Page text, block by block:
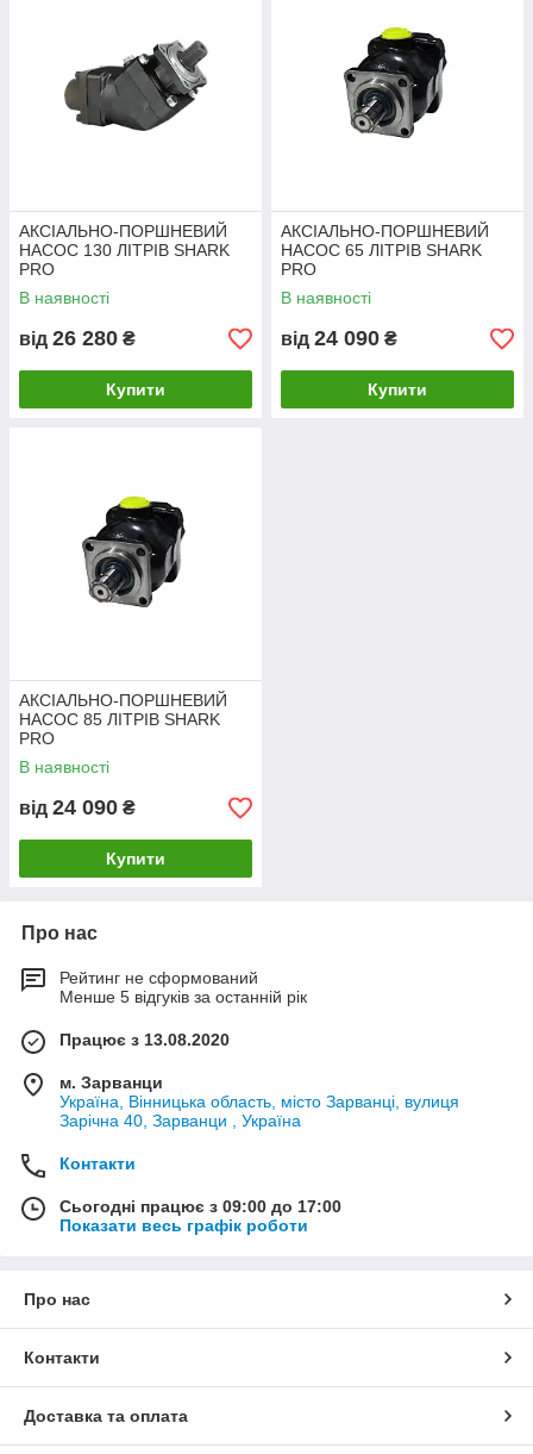
АКСІАЛЬНО-ПОРШНЕВИЙ
НАСОС 130 ЛІТРІВ SHARK
PRO
В наявності
від 26 280 ₴
Купити
АКСІАЛЬНО-ПОРШНЕВИЙ
НАСОС 65 ЛІТРІВ SHARK
PRO
В наявності
від 24 090 ₴
Купити
АКСІАЛЬНО-ПОРШНЕВИЙ
НАСОС 85 ЛІТРІВ SHARK
PRO
В наявності
від 24 090 ₴
Купити
Про нас
Рейтинг не сформований
Менше 5 відгуків за останній рік
Працює з 13.08.2020
м. Зарванци
Україна, Вінницька область, місто Зарванці, вулиця
Зарічна 40, Зарванци , Україна
Контакти
Сьогодні працює з 09:00 до 17:00
Показати весь графік роботи
Про нас
Контакти
Доставка та оплата